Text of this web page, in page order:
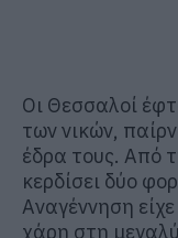
Οι Θεσσαλοί
των νικών,
έδρα τους. Από
κερδίσει δύο
Αναγέννηση
χάρη στη